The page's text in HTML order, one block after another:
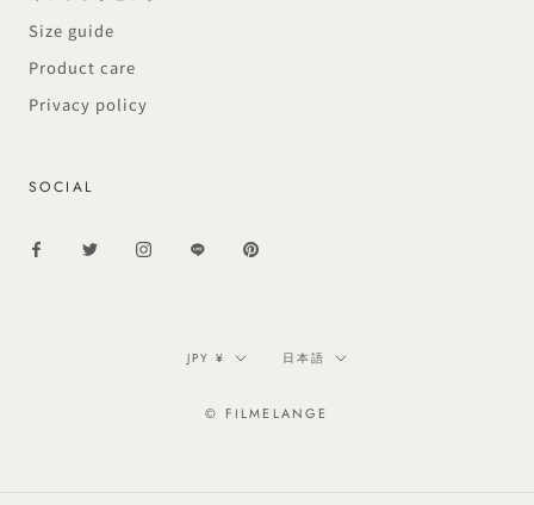
Size guide
Product care
Privacy policy
SOCIAL
通
JPY ¥
言
日本語
© FILMELANGE